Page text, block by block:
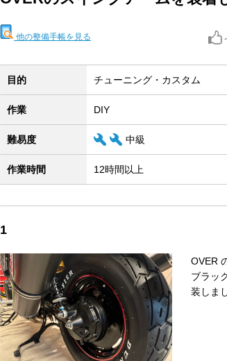
他の整備手帳を見る
目的 チューニング・カスタム
作業 DIY
難易度 中級
作業時間 12時間以上
1
OVER
ブラッ
装しま